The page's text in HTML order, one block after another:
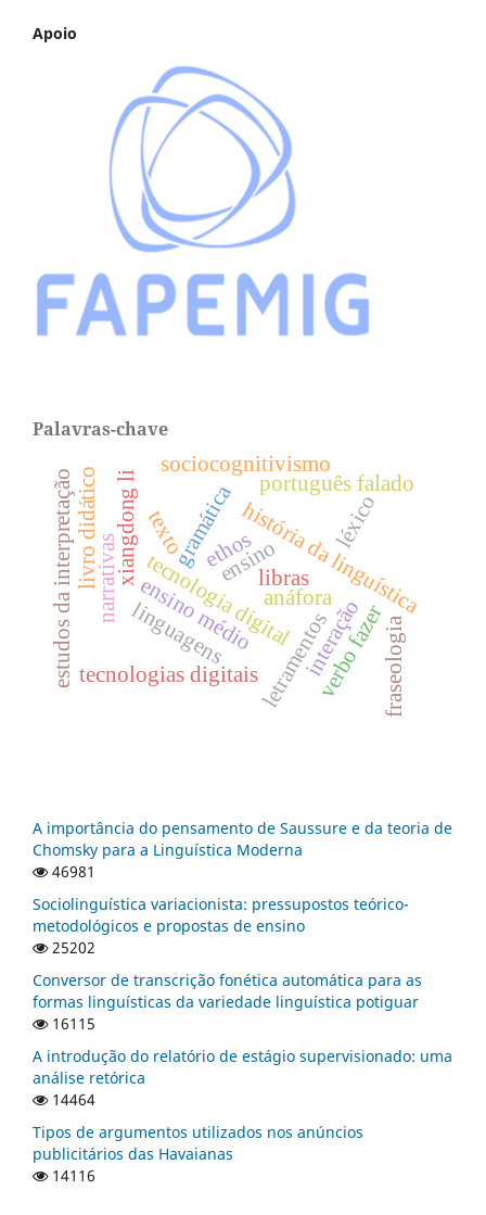
Apoio
Palavras-chave
linguagens letramentos
ensino
tecnologia digital
gramáticahistória da linguística
português falado
texto
tecnologias digitais
xiangdong li
estudos da interpretação narrativas
interação
sociocognitivismo
verbo fazer
anáfora
livro didático
ensino médio
ethos
fraseologia
léxico
libras
A importância do pensamento de Saussure e da teoria de
Chomsky para a Linguística Moderna
46981
Sociolinguística variacionista: pressupostos teórico-
metodológicos e propostas de ensino
25202
Conversor de transcrição fonética automática para as
formas linguísticas da variedade linguística potiguar
16115
A introdução do relatório de estágio supervisionado: uma
análise retórica
14464
Tipos de argumentos utilizados nos anúncios
publicitários das Havaianas
14116